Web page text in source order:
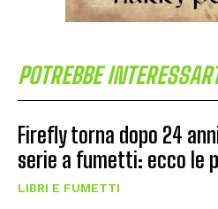
POTREBBE
Firefly torna dopo 24
serie a fumetti: ecco le
LIBRI E FUMETTI